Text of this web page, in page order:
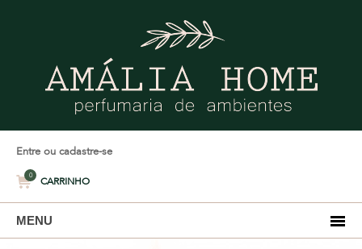
Entre ou cadastre-se
CARRINHO
0
MENU